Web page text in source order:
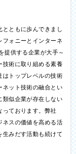
ともに歩んできまし
ォニーとインターネ
提供する企業が大手～
技術に取り組める素養
はトップレベルの技術
ネット技術の融合とい
類似企業が存在しない
ております。弊社
ネスの価値を高める活
みだす活動も続けて